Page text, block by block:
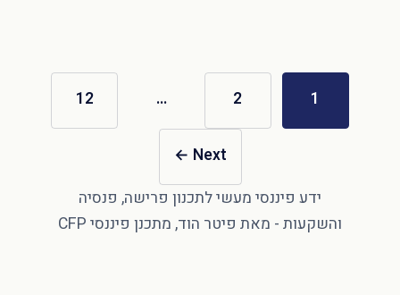
1
2
…
12
Next
←